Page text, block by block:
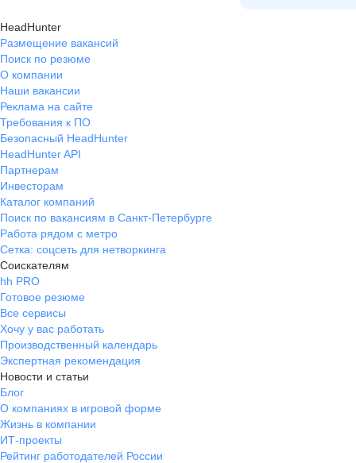
HeadHunter
Размещение вакансий
Поиск по резюме
О компании
Наши вакансии
Реклама на сайте
Требования к ПО
Безопасный HeadHunter
HeadHunter API
Партнерам
Инвесторам
Каталог компаний
Поиск по вакансиям в Санкт-Петербурге
Работа рядом с метро
Сетка: соцсеть для нетворкинга
Соискателям
hh PRO
Готовое резюме
Все сервисы
Хочу у вас работать
Производственный календарь
Экспертная рекомендация
Новости и статьи
Блог
О компаниях в игровой форме
Жизнь в компании
ИТ-проекты
Рейтинг работодателей России